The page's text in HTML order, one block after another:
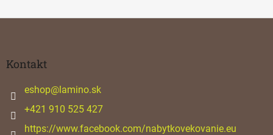
Kontakt
eshop@lamino.sk
+421 910 525 427
https://www.facebook.com/nabytkovekovanie.eu